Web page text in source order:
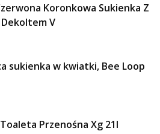
Koronkowa Sukienka Z
V
sukienka w kwiatki, Bee Loop
Przenośna Xg 21l